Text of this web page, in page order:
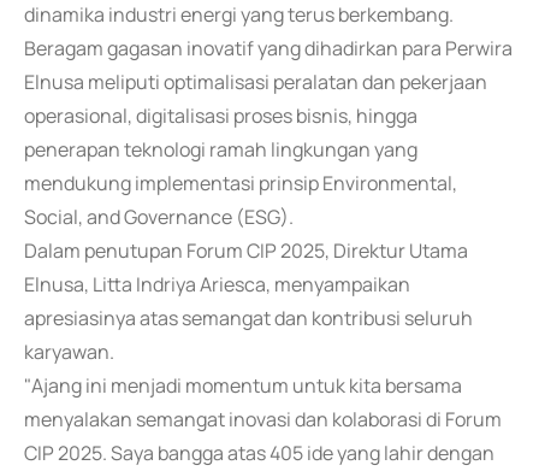
dinamika industri energi yang terus berkembang.
Beragam gagasan inovatif yang dihadirkan para Perwira
Elnusa meliputi optimalisasi peralatan dan pekerjaan
operasional, digitalisasi proses bisnis, hingga
penerapan teknologi ramah lingkungan yang
mendukung implementasi prinsip Environmental,
Social, and Governance (ESG).
Dalam penutupan Forum CIP 2025, Direktur Utama
Elnusa, Litta Indriya Ariesca, menyampaikan
apresiasinya atas semangat dan kontribusi seluruh
karyawan.
"Ajang ini menjadi momentum untuk kita bersama
menyalakan semangat inovasi dan kolaborasi di Forum
CIP 2025. Saya bangga atas 405 ide yang lahir dengan